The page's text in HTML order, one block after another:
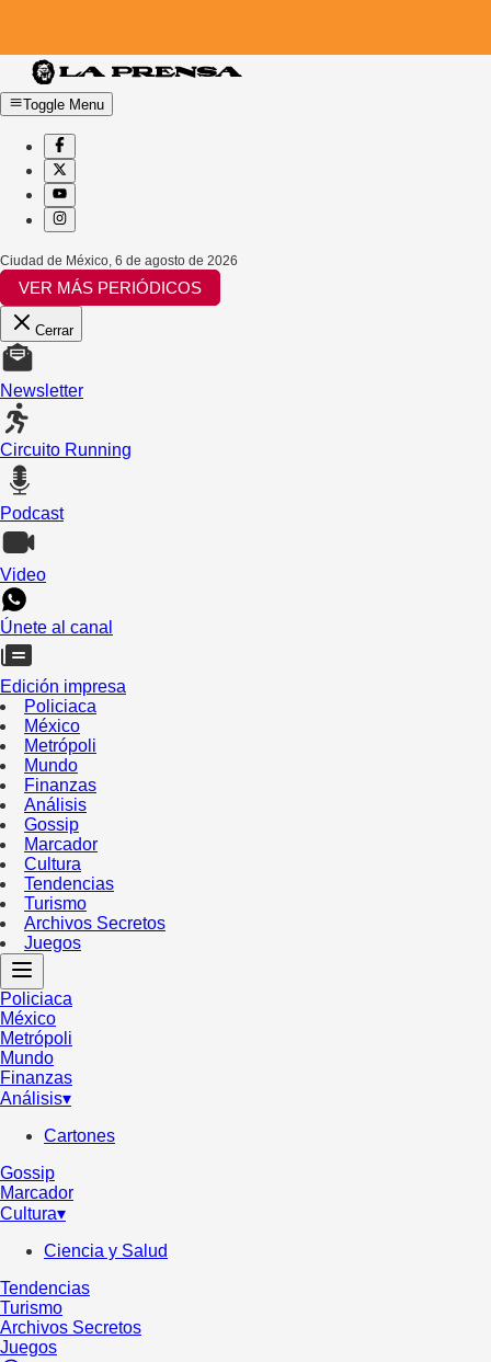
Toggle Menu
Ciudad de México 6 de agosto de 2026
VER MÁS PERIÓDICOS
Cerrar
Newsletter
Circuito Running
Podcast
Video
Únete al canal
Edición impresa
Policiaca
México
Metrópoli
Mundo
Finanzas
Análisis
Gossip
Marcador
Cultura
Tendencias
Turismo
Archivos Secretos
Juegos
Policiaca
México
Metrópoli
Mundo
Finanzas
Análisis▾
Cartones
Gossip
Marcador
Cultura▾
Ciencia y Salud
Tendencias
Turismo
Archivos Secretos
Juegos